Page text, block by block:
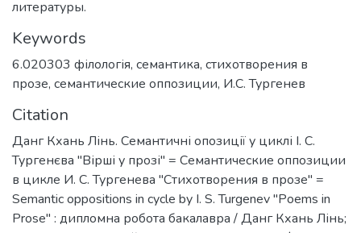
литературы.
Keywords
6.020303 філологія, семантика, стихотворения в
прозе, семантические оппозиции, И.С. Тургенев
Citation
Данг Кхань Лінь. Семантичні опозиції у циклі І. С.
Тургенєва "Вірші у прозі" = Семантические оппозиции
в цикле И. С. Тургенева "Стихотворения в прозе" =
Semantic oppositions in cycle by I. S. Turgenev "Poems in
Prose" : дипломна робота бакалавра / Данг Кхань Лінь;